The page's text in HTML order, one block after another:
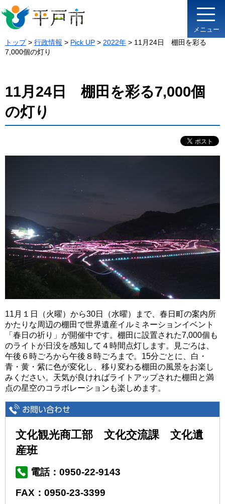
メニュー
トップ> 行政情報 > Pick UP > 2022年 > 11月24日 棚田を彩る
7,000個の灯り
11月24日 棚田を彩る7,000個
の灯り
11月１日（火曜）から30日（水曜）まで、春日町の案内所
かたりな周辺の棚田で世界遺産イルミネーションイベント
「春日の祈り」が開催中です。棚田に設置された7,000個も
のライトが日没を感知して４時間点灯します。見ごろは、
午後６時ごろから午後８時ごろまで。15分ごとに、白・
青・黄・紫に色が変化し、移り変わる棚田の風景をお楽し
みください。天気が良ければライトアップされた棚田と満
点の星空のコラボレーションも楽しめます。
文化観光商工部 文化交流課 文化遺
産班
電話：0950-22-9143
FAX：0950-23-3399